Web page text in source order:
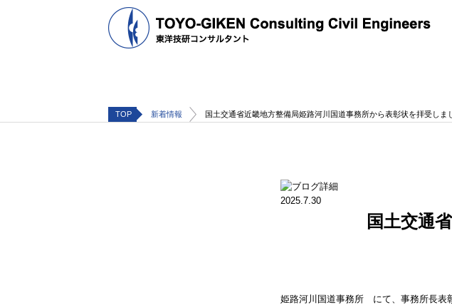
TOP 新着情報 国土交通省近畿地方整備局姫路河川国道事務所から表彰状を拝受しま
2025.7.30
国土交通
姫路河川国道事務所 にて、事務所長表